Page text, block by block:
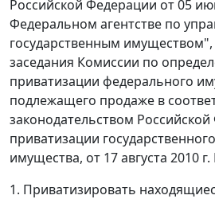
Российской Федерации от 05
Федеральном агентстве по
государственным
заседания Комиссии по
приватизации федерального
подлежащего продаже в
законодательством
приватизации
имущества, от 17 августа 2010 г.
1. Приватизировать